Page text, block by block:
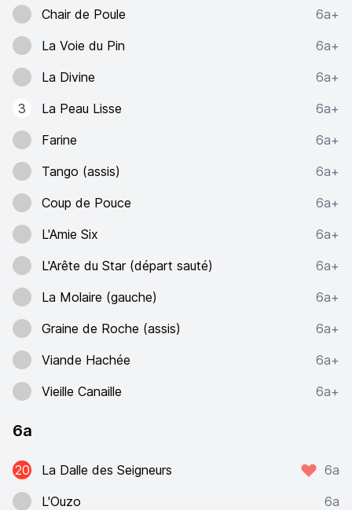
Chair de Poule
6a+
La Voie du Pin
6a+
La Divine
6a+
3
La Peau Lisse
6a+
Farine
6a+
Tango (assis)
6a+
Coup de Pouce
6a+
L'Amie Six
6a+
L'Arête du Star (départ sauté)
6a+
La Molaire (gauche)
6a+
Graine de Roche (assis)
6a+
Viande Hachée
6a+
Vieille Canaille
6a+
6a
20 La Dalle des Seigneurs
6a
L'Ouzo
6a